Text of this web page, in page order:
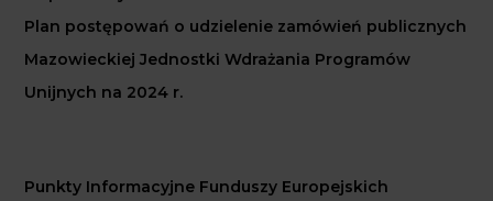
Plan postępowań o udzielenie zamówień publicznych
Mazowieckiej Jednostki Wdrażania Programów
Unijnych na 2024 r.
Punkty Informacyjne Funduszy Europejskich